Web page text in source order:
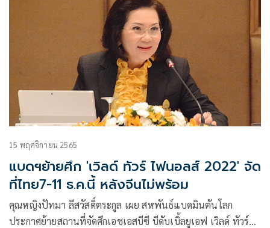
ต้อนรับนักกีฬา ที่โรงแรมเซ็นทารา แกรนด์ แอท เซ็นทรัลเวิลด์
พร้อมทั้งมีการประกาศรางวัลนักกีฬายอดเยี่ยมประจำปี 2022
(BWF Player of the Year Awards 2022) ผู้ได้รับการเสนอชื่อได้
รับการคัดเลือกจากผลงานในปี 2021-2022 และจะมีพิธีการจับ
สลากในรอบแบ่งกลุ่มศึกเวิลด์ทัวร์ ไฟนอลส์ 2022
15 พฤศจิกายน 2565
แบดฯย้ายศึก 'เวิลด์ ทัวร์ ไฟนอลส์ 2022' จัด
ที่ไทย7-11 ธ.ค.นี้ หลังจีนไม่พร้อม
คุณหญิงปัทมา ลีสวัสดิ์ตระกูล เผย สหพันธ์แบดมินตันโลก
ประกาศย้ายสถานที่จัดศึกเอชเอสบีซี บีดับเบิ้ลยูเอฟ เวิลด์ ทัวร์